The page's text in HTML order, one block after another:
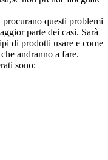
questi problemi
parte dei casi. Sarà
di prodotti usare e come
andranno a fare.
sono: